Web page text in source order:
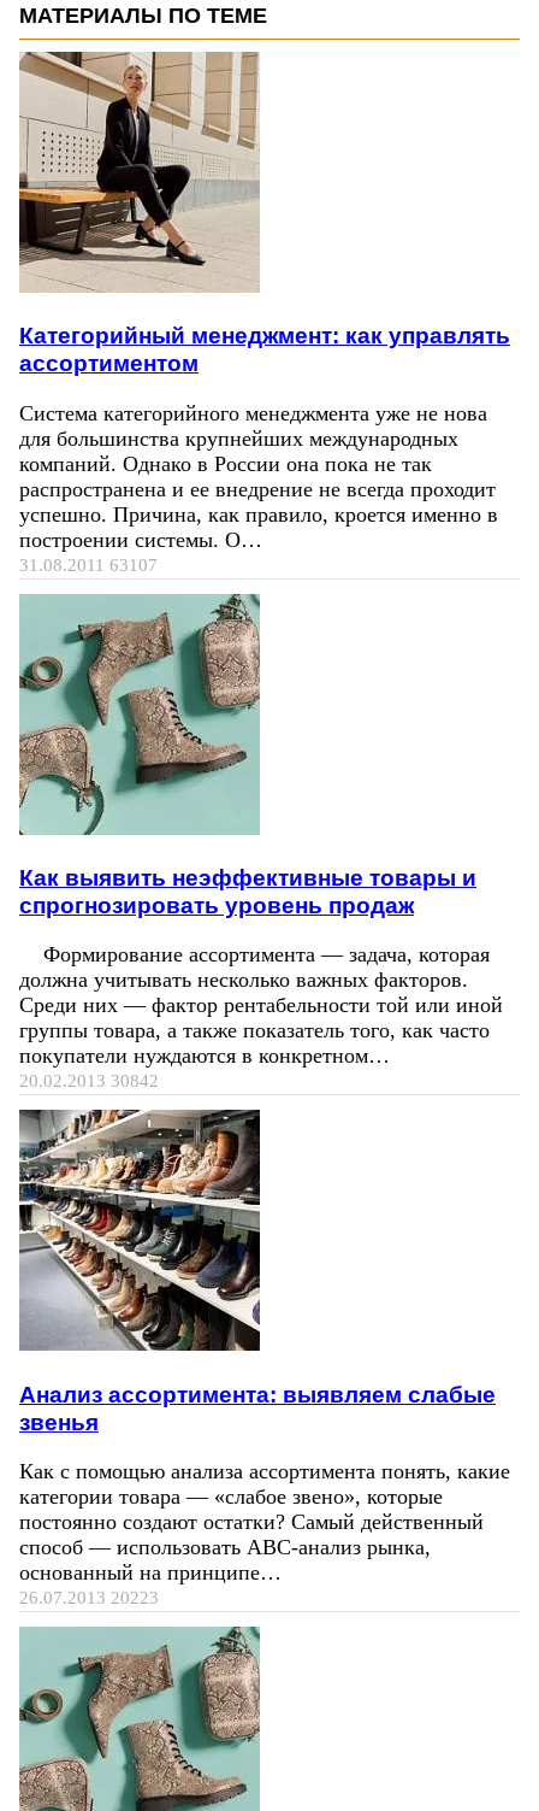
МАТЕРИАЛЫ ПО ТЕМЕ
Категорийный менеджмент: как управлять
ассортиментом
Система категорийного менеджмента уже не нова
для большинства крупнейших международных
компаний. Однако в России она пока не так
распространена и ее внедрение не всегда проходит
успешно. Причина, как правило, кроется именно в
построении системы. О…
31.08.2011 63107
Как выявить неэффективные товары и
спрогнозировать уровень продаж
Формирование ассортимента — задача, которая
должна учитывать несколько важных факторов.
Среди них — фактор рентабельности той или иной
группы товара, а также показатель того, как часто
покупатели нуждаются в конкретном…
20.02.2013 30842
Анализ ассортимента: выявляем слабые
звенья
Как с помощью анализа ассортимента понять, какие
категории товара — «слабое звено», которые
постоянно создают остатки? Самый действенный
способ — использовать ABC-анализ рынка,
основанный на принципе…
26.07.2013 20223